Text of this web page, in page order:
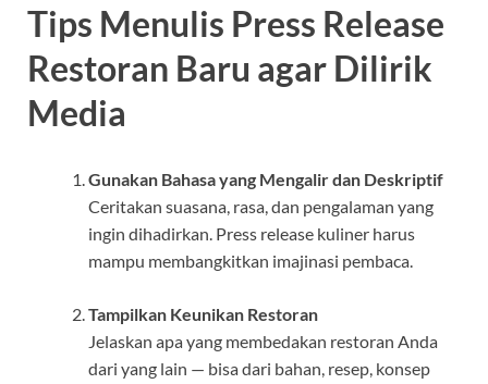
Tips Menulis Press Release
Restoran Baru agar Dilirik
Media
Gunakan Bahasa yang Mengalir dan Deskriptif
Ceritakan suasana, rasa, dan pengalaman yang
ingin dihadirkan. Press release kuliner harus
mampu membangkitkan imajinasi pembaca.
Tampilkan Keunikan Restoran
Jelaskan apa yang membedakan restoran Anda
dari yang lain — bisa dari bahan, resep, konsep